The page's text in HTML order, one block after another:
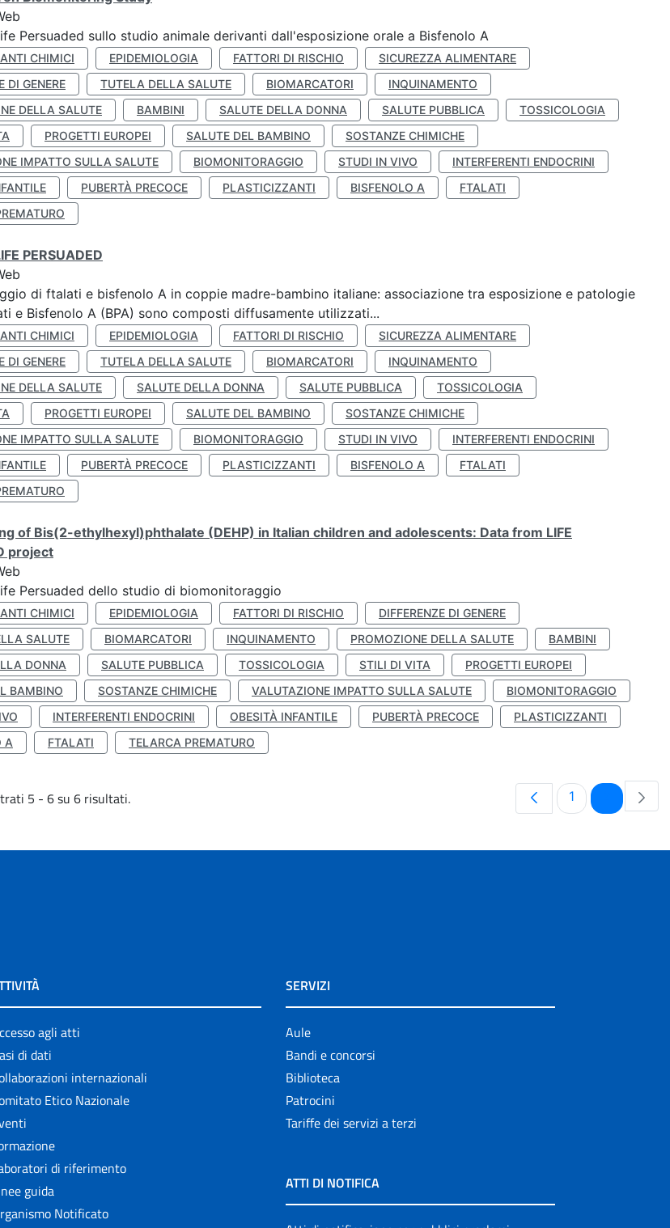
Persuaded sullo studio animale derivanti dall'esposizione orale a Bisfenolo A
CHIMICI EPIDEMIOLOGIA FATTORI DI RISCHIO
SICUREZZA ALIMENTARE
DI GENERE
TUTELA DELLA SALUTE BIOMARCATORI
INQUINAMENTO
DELLA SALUTE
BAMBINI SALUTE DELLA DONNA SALUTE PUBBLICA
TOSSICOLOGIA
PROGETTI EUROPEI SALUTE DEL BAMBINO
SOSTANZE CHIMICHE
IMPATTO SULLA SALUTE
BIOMONITORAGGIO STUDI IN VIVO
INTERFERENTI ENDOCRINI
PUBERTÀ PRECOCE PLASTICIZZANTI BISFENOLO A
FTALATI
PERSUADED
di ftalati e bisfenolo A in coppie madre-bambino italiane: associazione tra esposizione e patologie
e Bisfenolo A (BPA) sono composti diffusamente utilizzati...
CHIMICI EPIDEMIOLOGIA FATTORI DI RISCHIO
SICUREZZA ALIMENTARE
DI GENERE
TUTELA DELLA SALUTE BIOMARCATORI
INQUINAMENTO
DELLA SALUTE
SALUTE DELLA DONNA SALUTE PUBBLICA
TOSSICOLOGIA
PROGETTI EUROPEI SALUTE DEL BAMBINO
SOSTANZE CHIMICHE
IMPATTO SULLA SALUTE
BIOMONITORAGGIO STUDI IN VIVO
INTERFERENTI ENDOCRINI
PUBERTÀ PRECOCE PLASTICIZZANTI BISFENOLO A
FTALATI
of Bis(2-ethylhexyl)phthalate (DEHP) in Italian children and adolescents: Data from LIFE
project
Persuaded dello studio di biomonitoraggio
CHIMICI EPIDEMIOLOGIA FATTORI DI RISCHIO
DIFFERENZE DI GENERE
SALUTE
BIOMARCATORI INQUINAMENTO PROMOZIONE DELLA SALUTE
BAMBINI
DONNA
SALUTE PUBBLICA TOSSICOLOGIA STILI DI VITA
PROGETTI EUROPEI
BAMBINO
SOSTANZE CHIMICHE VALUTAZIONE IMPATTO SULLA SALUTE
BIOMONITORAGGIO
INTERFERENTI ENDOCRINI OBESITÀ INFANTILE PUBERTÀ PRECOCE
PLASTICIZZANTI
A
FTALATI TELARCA PREMATURO
5 - 6 su 6 risultati. Pagina
1 Pagina
agli atti
di dati
internazionali
Etico Nazionale
di riferimento
guida
Notificato
SERVIZI
Aule
Bandi e concorsi
Biblioteca
Patrocini
Tariffe dei servizi a terzi
ATTI DI NOTIFICA